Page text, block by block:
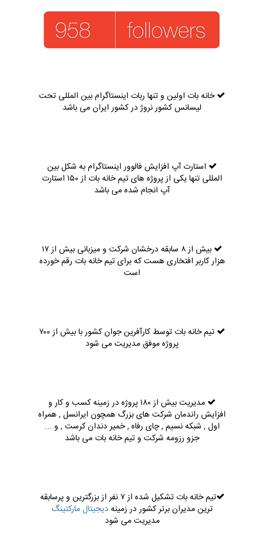
خانه بات اولین و تنها ربات اینستاگرام بین المللی تحت
لیسانس کشور نروژ در کشور ایران می باشد
استارت آپ افزایش فالوور اینستاگرام به شکل بین
المللی تنها یکی از پروژه های تیم خانه بات از ۱۵۰ استارت
آپ انجام شده می باشد
بیش از ۸ سابقه درخشان شرکت و میزبانی بیش از ۱۷
هزار کاربر افتخاری هست که برای تیم خانه بات رقم خورده
است
تیم خانه بات توسط کارآفرین جوان کشور با بیش از ۷۰۰
پروژه موفق مدیریت می شود
مدیریت بیش از ۱۸۰ پروژه در زمینه کسب و کار و
افزایش راندمان شرکت های بزرگ همچون ایرانسل , همراه
اول , شبکه نسیم , چای رفاه , خمیر دندان کرست , و ...
جزو رزومه شرکت و تیم خانه بات می باشد
تیم خانه بات تشکیل شده از ۷ نفر از بزرگترین و پرسابقه
ترین مدیران برتر کشور در زمینهدیجیتال مارکتینگ
مدیریت می شود